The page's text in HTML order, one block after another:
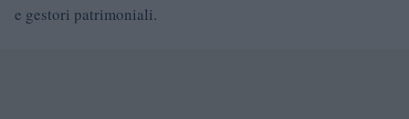
e gestori patrimoniali.